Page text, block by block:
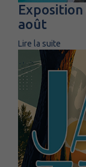
Exposition
août
Lire la suite